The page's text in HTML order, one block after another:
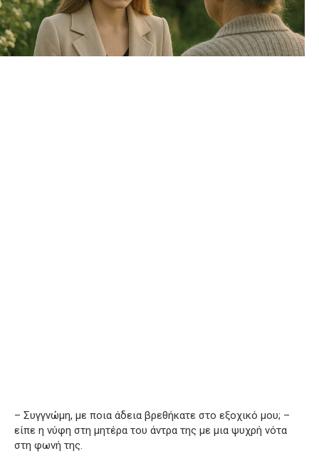
– Συγγνώμη, με ποια άδεια βρεθήκατε στο εξοχικό μου; –
είπε η νύφη στη μητέρα του άντρα της με μια ψυχρή νότα
στη φωνή της.